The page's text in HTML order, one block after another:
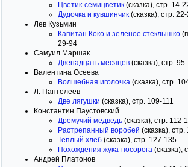
Цветик-семицветик (сказка), стр. 14-
Дудочка и кувшинчик (сказка), стр.
Лев Кузьмин
Капитан Коко и зеленое стеклышко
29-94
Самуил Маршак
Двенадцать месяцев (сказка), стр.
Валентина Осеева
Волшебная иголочка (сказка), стр.
Л. Пантелеев
Две лягушки (сказка), стр. 109-111
Константин Паустовский
Дремучий медведь (сказка), стр. 112-
Растрепанный воробей (сказка), стр.
Теплый хлеб (сказка), стр. 127-135
Похождения жука-носорога (сказка),
Андрей Платонов